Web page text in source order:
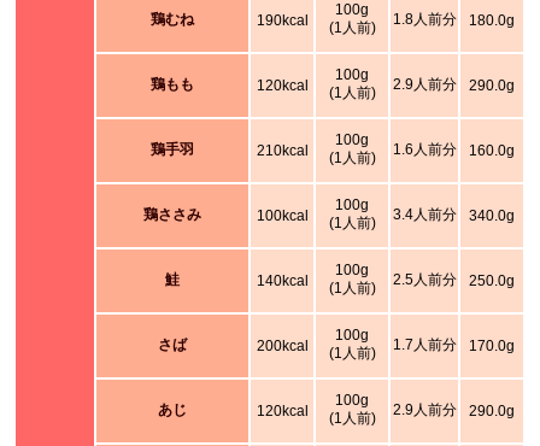
鶏むね 190kcal
100g
(1人前)
1.8人前分 180.0g
鶏もも 120kcal
100g
(1人前)
2.9人前分 290.0g
鶏手羽 210kcal
100g
(1人前)
1.6人前分 160.0g
鶏ささみ 100kcal
100g
(1人前)
3.4人前分 340.0g
鮭 140kcal
100g
(1人前)
2.5人前分 250.0g
さば 200kcal
100g
(1人前)
1.7人前分 170.0g
あじ 120kcal
100g
(1人前)
2.9人前分 290.0g